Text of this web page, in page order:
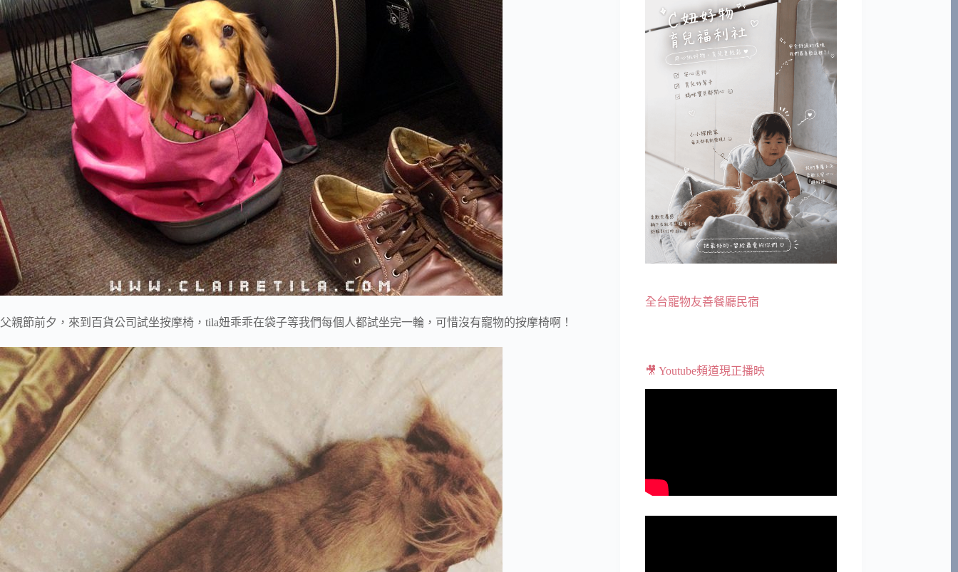
父親節前夕，來到百貨公司試坐按摩椅，tila妞乖乖在袋子等我們每個人都試坐完一輪，可惜沒有寵物的按摩椅啊！
全台寵物友善餐廳民宿
🎥 Youtube頻道現正播映